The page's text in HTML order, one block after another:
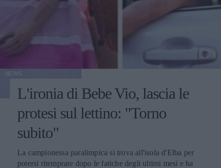
L'ironia di Bebe Vio, lascia le
protesi sul lettino: "Torno
subito"
La campionessa paralimpica si trova all'isola d'Elba per
potersi ritemprare dopo le fatiche degli ultimi mesi e ha